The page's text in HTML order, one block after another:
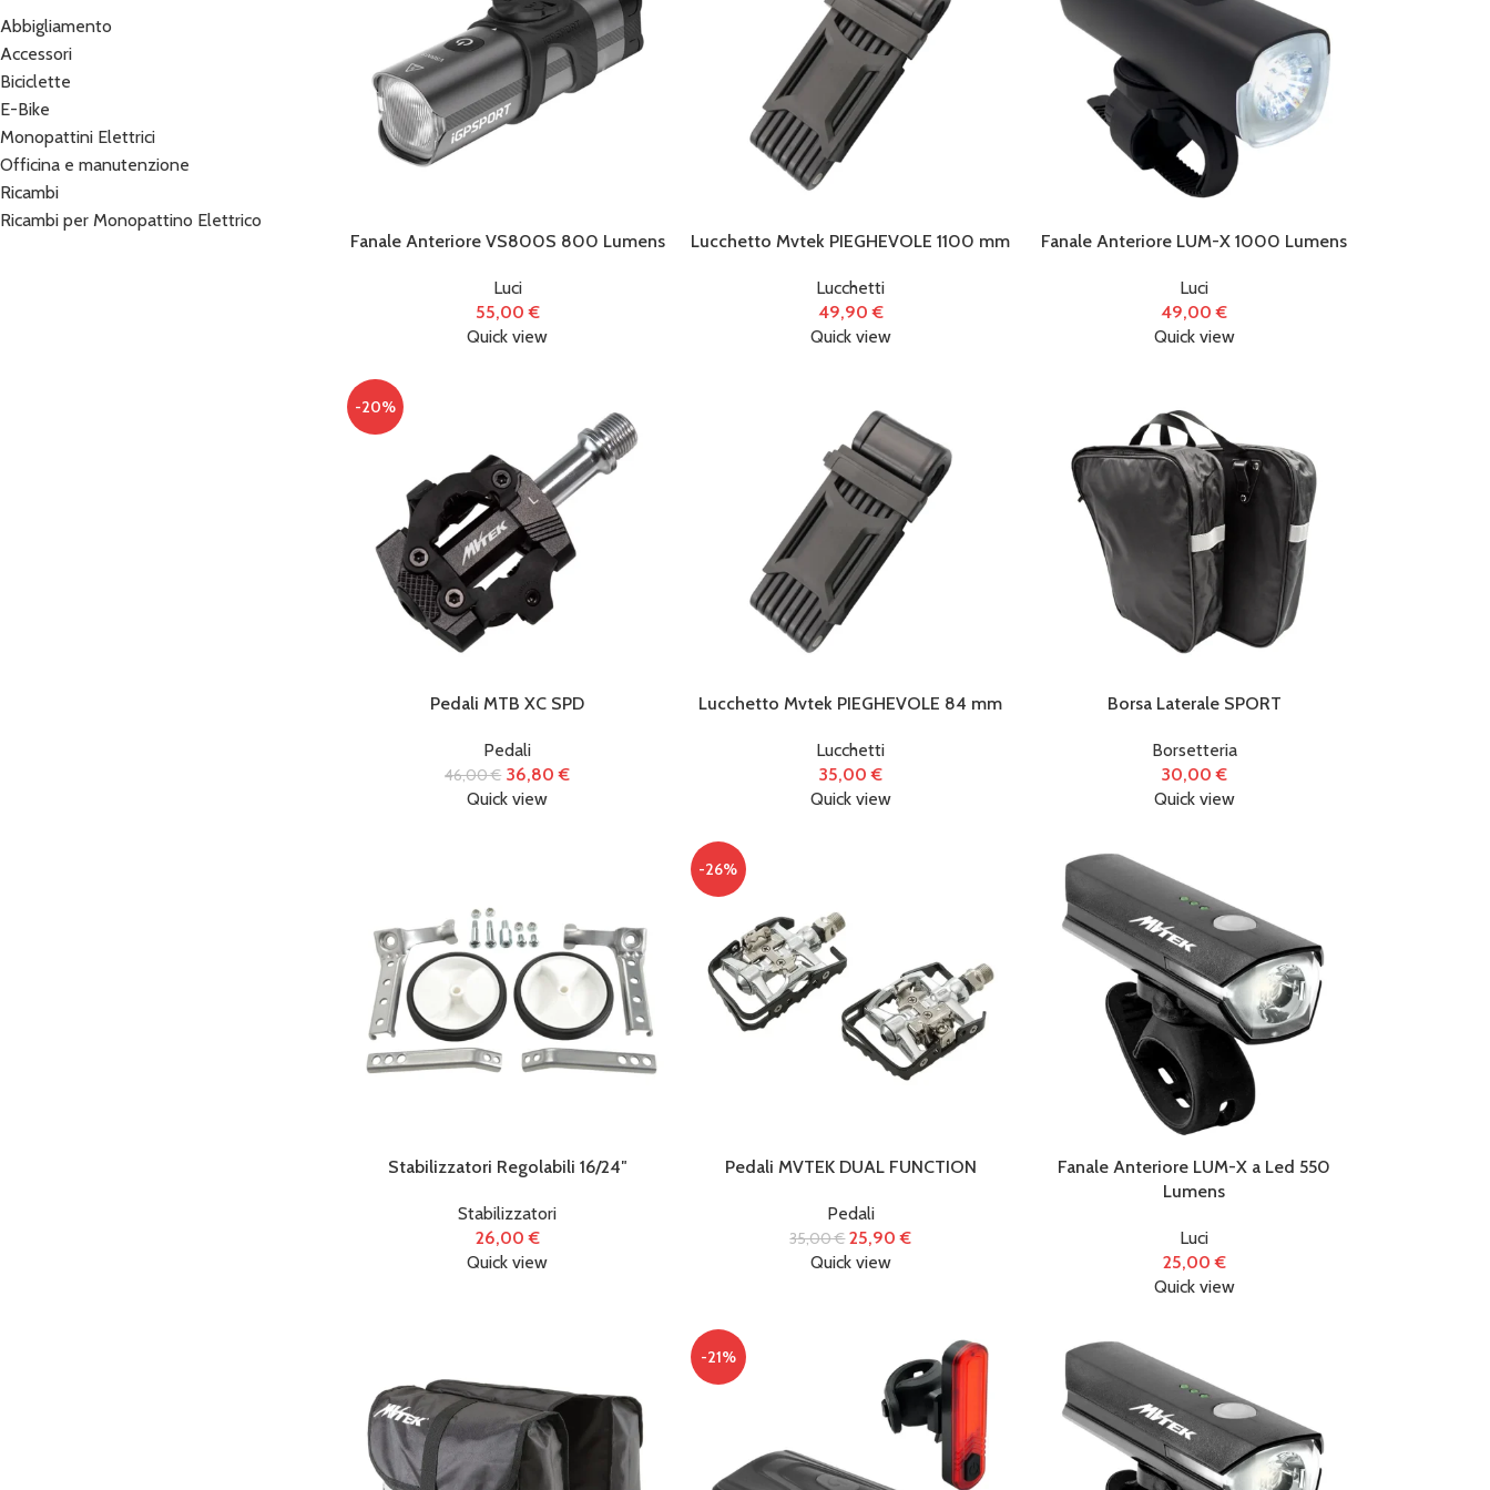
Abbigliamento
Accessori
Biciclette
E-Bike
Monopattini Elettrici
Officina e manutenzione
Ricambi
Ricambi per Monopattino Elettrico
Abbigliamento
Accessori
Monopattini
Elettrici
Officina e
manutenzione
Ricambi
Tag prodotto
Fanale Anteriore VS800S 800 Lumens
Luci
55,00€
Quick view
Lucchetto Mvtek PIEGHEVOLE 1100 mm
Lucchetti
49,90€
Quick view
Fanale Anteriore LUM-X 1000 Lumens
Luci
49,00€
Quick view
-20%
Pedali MTB XC SPD
Pedali
46,00€ 36,80€
Quick view
Lucchetto Mvtek PIEGHEVOLE 84 mm
Lucchetti
35,00€
Quick view
Borsa Laterale SPORT
Borsetteria
30,00€
Quick view
Stabilizzatori Regolabili 16/24″
Stabilizzatori
26,00€
Quick view
-26%
Pedali MVTEK DUAL FUNCTION
Pedali
35,00€ 25,90€
Quick view
Fanale Anteriore LUM-X a Led 550
Lumens
Luci
25,00€
Quick view
-21%